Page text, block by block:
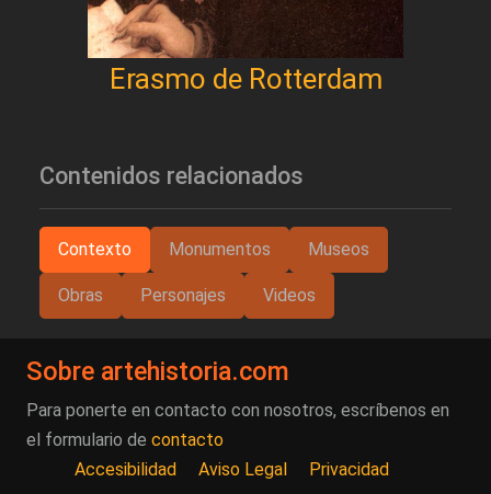
Erasmo de Rotterdam
Contenidos relacionados
Contexto Monumentos Museos
Obras Personajes Videos
Sobre artehistoria.com
Para ponerte en contacto con nosotros, escríbenos en
el formulario de contacto
Accesibilidad
Aviso Legal Privacidad